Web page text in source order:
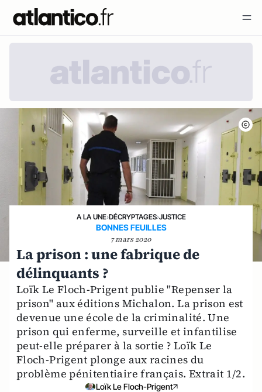
A LA UNE›DÉCRYPTAGES›JUSTICE
BONNES FEUILLES
7 mars 2020
La prison : une fabrique de
délinquants ?
Loïk Le Floch-Prigent publie "Repenser la
prison" aux éditions Michalon. La prison est
devenue une école de la criminalité. Une
prison qui enferme, surveille et infantilise
peut-elle préparer à la sortie ? Loïk Le
Floch-Prigent plonge aux racines du
problème pénitentiaire français. Extrait 1/2.
Loïk Le Floch-Prigent